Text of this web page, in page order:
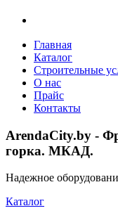
Главная
Каталог
Строительные
О нас
Прайс
Контакты
ArendaCity.by -
горка. МКАД.
Надежное
Каталог